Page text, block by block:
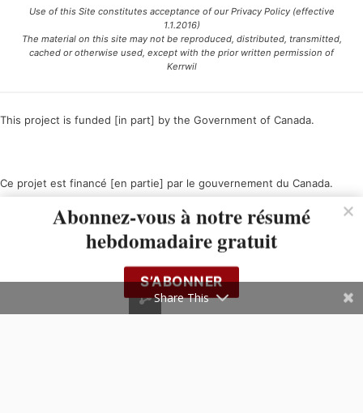
Use of this Site constitutes acceptance of our Privacy Policy (effective
1.1.2016)
The material on this site may not be reproduced, distributed, transmitted,
cached or otherwise used, except with the prior written permission of
Kerrwil
This project is funded [in part] by the Government of Canada.
Ce projet est financé [en partie] par le gouvernement du Canada.
Abonnez-vous à notre résumé
hebdomadaire gratuit
S’ABONNER
Share This